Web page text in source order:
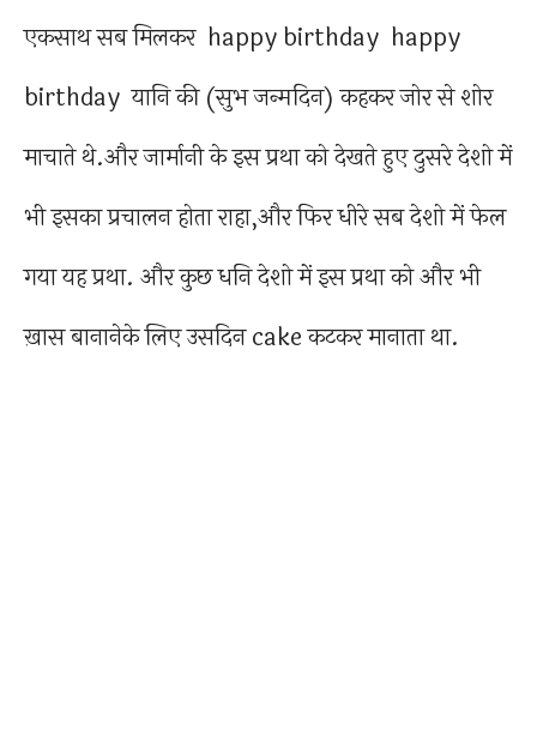
एकसाथ सब मिलकर happy birthday happy
birthday यानि की (सुभ जन्मदिन) कहकर जोर से शोर
माचाते थे.और जार्मानी के इस प्रथा को देखते हुए दुसरे देशो में
भी इसका प्रचालन होता राहा,और फिर धीरे सब देशो में फेल
गया यह प्रथा. और कुछ धनि देशो में इस प्रथा को और भी
ख़ास बानानेके लिए उसदिन cake कटकर मानाता था.